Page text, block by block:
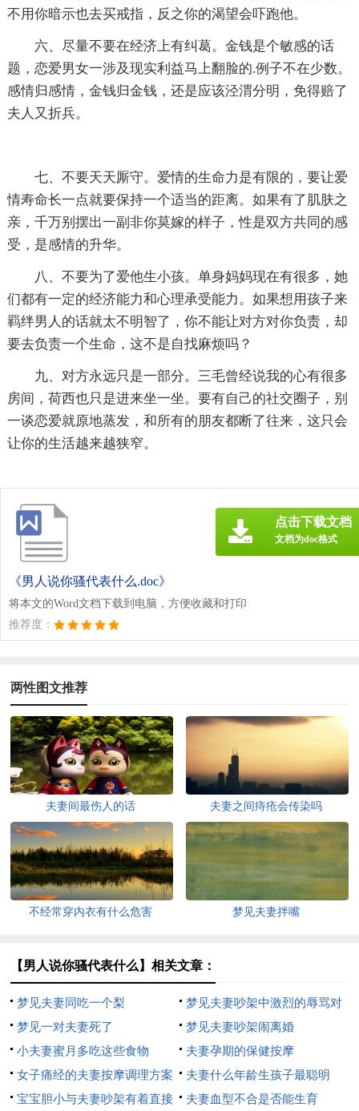
不用你暗示也去买戒指，反之你的渴望会吓跑他。
六、尽量不要在经济上有纠葛。金钱是个敏感的话
题，恋爱男女一涉及现实利益马上翻脸的.例子不在少数。
感情归感情，金钱归金钱，还是应该泾渭分明，免得赔了
夫人又折兵。
七、不要天天厮守。爱情的生命力是有限的，要让爱
情寿命长一点就要保持一个适当的距离。如果有了肌肤之
亲，千万别摆出一副非你莫嫁的样子，性是双方共同的感
受，是感情的升华。
八、不要为了爱他生小孩。单身妈妈现在有很多，她
们都有一定的经济能力和心理承受能力。如果想用孩子来
羁绊男人的话就太不明智了，你不能让对方对你负责，却
要去负责一个生命，这不是自找麻烦吗？
九、对方永远只是一部分。三毛曾经说我的心有很多
房间，荷西也只是进来坐一坐。要有自己的社交圈子，别
一谈恋爱就原地蒸发，和所有的朋友都断了往来，这只会
让你的生活越来越狭窄。
《男人说你骚代表什么.doc》
将本文的Word文档下载到电脑，方便收藏和打印
推荐度：
点击下载文档
文档为doc格式
两性图文推荐
夫妻间最伤人的话 夫妻之间痔疮会传染吗
不经常穿内衣有什么危害 梦见夫妻拌嘴
【男人说你骚代表什么】相关文章：
梦见夫妻同吃一个梨
梦见夫妻吵架中激烈的辱骂对
方
梦见一对夫妻死了
梦见夫妻吵架闹离婚
小夫妻蜜月多吃这些食物
夫妻孕期的保健按摩
女子痛经的夫妻按摩调理方案
夫妻什么年龄生孩子最聪明
宝宝胆小与夫妻吵架有着直接
夫妻血型不合是否能生育